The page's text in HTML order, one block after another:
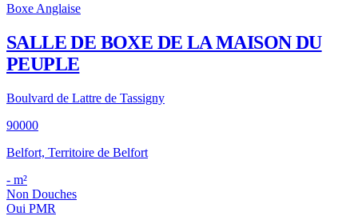
Boxe Anglaise
SALLE DE BOXE DE LA MAISON DU
PEUPLE
Boulvard de Lattre de Tassigny
90000
Belfort, Territoire de Belfort
- m²
Non Douches
Oui PMR